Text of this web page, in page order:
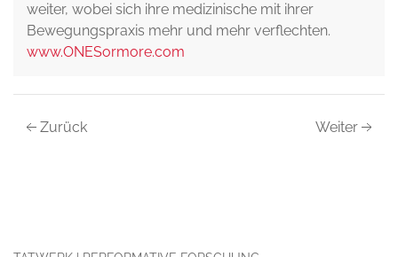
weiter, wobei sich ihre medizinische mit ihrer
Bewegungspraxis mehr und mehr verflechten.
www.ONESormore.com
Zurück Weiter